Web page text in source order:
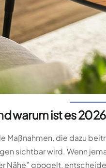
warum ist es
Maßnahmen, die dazu
sichtbar wird. Wenn
Nähe” googelt,